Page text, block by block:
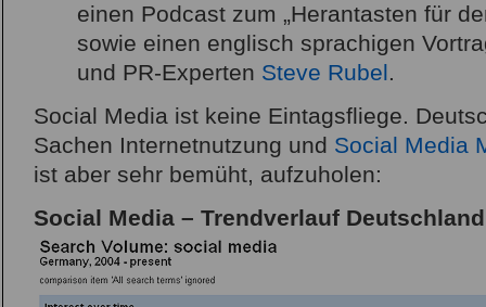
einen Podcast zum „Herantasten für
sowie einen englisch sprachigen
und PR-Experten Steve Rubel.
Social Media ist keine Eintagsfliege.
Sachen Internetnutzung und Social Media
ist aber sehr bemüht, aufzuholen:
Social Media – Trendverlauf